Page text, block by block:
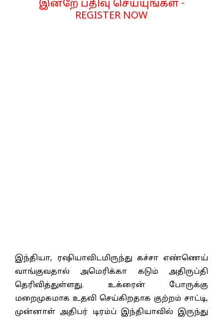
இன்றே பதிவு செய்யுங்கள் -
REGISTER NOW
இந்தியா, ரஷியாவிடமிருந்து கச்சா எண்ணெய்
வாங்குவதால் அமெரிக்கா கடும் அதிருப்தி
தெரிவித்துள்ளது. உக்ரைன் போருக்கு
மறைமுகமாக உதவி செய்கிறதாக குற்றம் சாட்டி,
முன்னாள் அதிபர் டிரம்ப் இந்தியாவில் இருந்து